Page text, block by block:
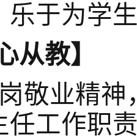
乐于为学
从教】
敬业精
任工作职